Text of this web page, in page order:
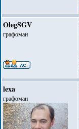
OlegSGV
графоман
lexa
графоман